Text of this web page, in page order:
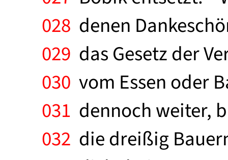
028 denen
029 das Gesetz der
030 vom Essen oder
031 dennoch weiter,
032 die dreißig